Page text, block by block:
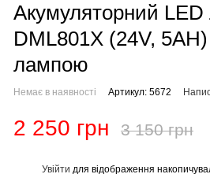
Акумуляторний LED
DML801X (24V,
лампою
Немає в наявності Артикул: 5672
2 250 грн 3 150 грн
Увійти для відображення